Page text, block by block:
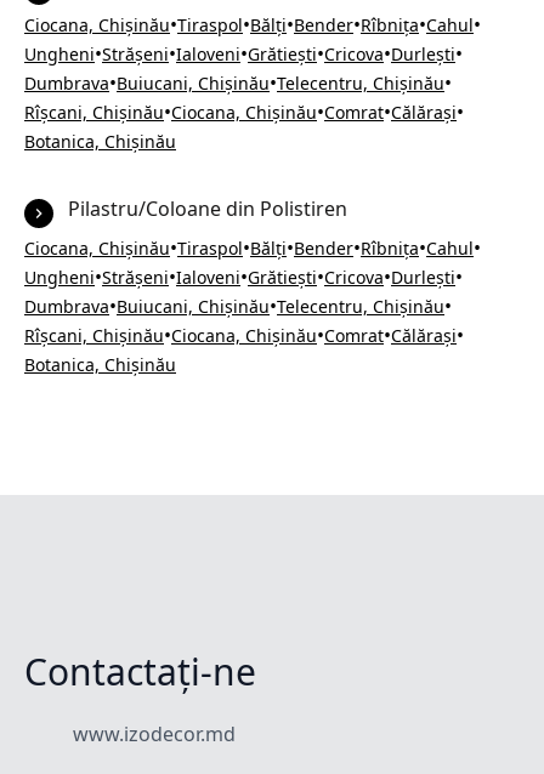
Ciocana, Chișinău•Tiraspol•Bălți•Bender•Rîbnița•Cahul•
Ungheni•Strășeni•Ialoveni•Grătiești•Cricova•Durlești•
Dumbrava•Buiucani, Chișinău•Telecentru, Chișinău•
Rîșcani, Chișinău•Ciocana, Chișinău•Comrat•Călărași•
Botanica, Chișinău
Pilastru/Coloane din Polistiren
Ciocana, Chișinău•Tiraspol•Bălți•Bender•Rîbnița•Cahul•
Ungheni•Strășeni•Ialoveni•Grătiești•Cricova•Durlești•
Dumbrava•Buiucani, Chișinău•Telecentru, Chișinău•
Rîșcani, Chișinău•Ciocana, Chișinău•Comrat•Călărași•
Botanica, Chișinău
Contactați-ne
www.izodecor.md